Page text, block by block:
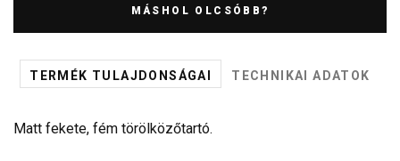
MÁSHOL OLCSÓBB?
TERMÉK TULAJDONSÁGAI TECHNIKAI ADATOK
Matt fekete, fém törölközőtartó.